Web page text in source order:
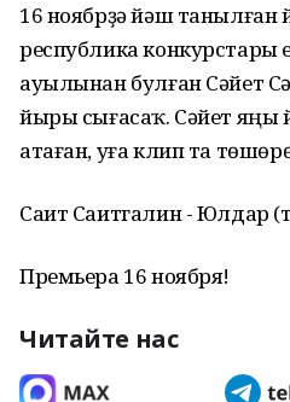
16 ноябрҙә йәш
республика конкурстары
ауылынан булған Сәйет
йыры сығасаҡ. Сәйет
атаған, уға клип та
Саит Саитгалин - Юлдар
Премьера 16 ноября!
Читайте нас